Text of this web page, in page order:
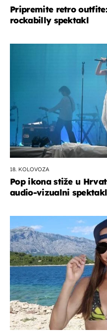
Pripremite retro
rockabilly spektakl
18. KOLOVOZA
Pop ikona stiže u
audio-vizualni spektakl